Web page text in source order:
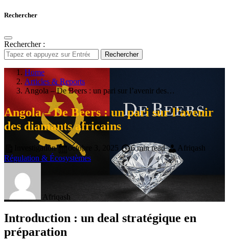
Rechercher
Rechercher :
Rechercher
Home
Articles & Reports
Angola – De Beers : un pari sur l’avenir des…
Angola – De Beers : un pari sur l’avenir
des diamants africains
Investigation octobre 3, 2025 6 min read
Afriqash
Régulation & Écosystèmes
Afriqash
Introduction : un deal stratégique en
préparation